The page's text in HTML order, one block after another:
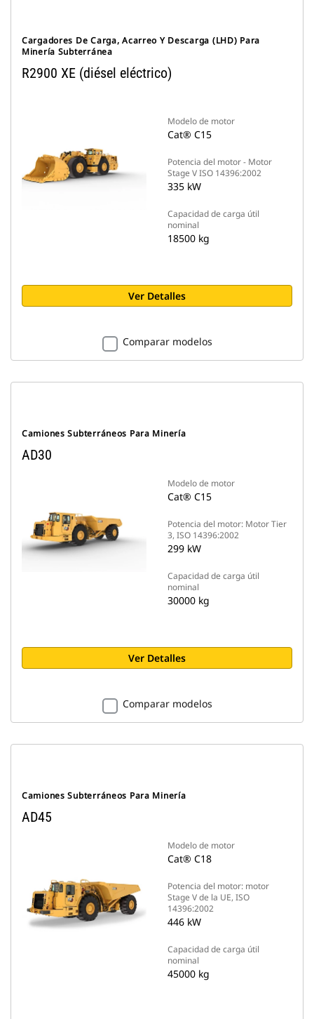
Cargadores De Carga, Acarreo Y Descarga (LHD) Para
Minería Subterránea
R2900 XE (diésel eléctrico)
Modelo de motor
Cat® C15
Potencia del motor - Motor
Stage V ISO 14396:2002
335 kW
Capacidad de carga útil
nominal
18500 kg
Ver Detalles
Comparar modelos
Camiones Subterráneos Para Minería
AD30
Modelo de motor
Cat® C15
Potencia del motor: Motor Tier
3, ISO 14396:2002
299 kW
Capacidad de carga útil
nominal
30000 kg
Ver Detalles
Comparar modelos
Camiones Subterráneos Para Minería
AD45
Modelo de motor
Cat® C18
Potencia del motor: motor
Stage V de la UE, ISO
14396:2002
446 kW
Capacidad de carga útil
nominal
45000 kg